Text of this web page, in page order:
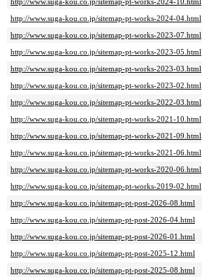
http://www.suga-kou.co.jp/sitemap-pt-works-2024-10.html
http://www.suga-kou.co.jp/sitemap-pt-works-2024-04.html
http://www.suga-kou.co.jp/sitemap-pt-works-2023-07.html
http://www.suga-kou.co.jp/sitemap-pt-works-2023-05.html
http://www.suga-kou.co.jp/sitemap-pt-works-2023-03.html
http://www.suga-kou.co.jp/sitemap-pt-works-2023-02.html
http://www.suga-kou.co.jp/sitemap-pt-works-2022-03.html
http://www.suga-kou.co.jp/sitemap-pt-works-2021-10.html
http://www.suga-kou.co.jp/sitemap-pt-works-2021-09.html
http://www.suga-kou.co.jp/sitemap-pt-works-2021-06.html
http://www.suga-kou.co.jp/sitemap-pt-works-2020-06.html
http://www.suga-kou.co.jp/sitemap-pt-works-2019-02.html
http://www.suga-kou.co.jp/sitemap-pt-post-2026-08.html
http://www.suga-kou.co.jp/sitemap-pt-post-2026-04.html
http://www.suga-kou.co.jp/sitemap-pt-post-2026-01.html
http://www.suga-kou.co.jp/sitemap-pt-post-2025-12.html
http://www.suga-kou.co.jp/sitemap-pt-post-2025-08.html